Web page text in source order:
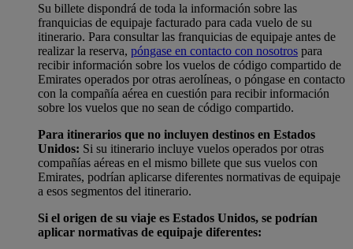
Su billete dispondrá de toda la información sobre las
franquicias de equipaje facturado para cada vuelo de su
itinerario. Para consultar las franquicias de equipaje antes de
realizar la reserva, póngase en contacto con nosotros para
recibir información sobre los vuelos de código compartido de
Emirates operados por otras aerolíneas, o póngase en contacto
con la compañía aérea en cuestión para recibir información
sobre los vuelos que no sean de código compartido.
Para itinerarios que no incluyen destinos en Estados
Unidos: Si su itinerario incluye vuelos operados por otras
compañías aéreas en el mismo billete que sus vuelos con
Emirates, podrían aplicarse diferentes normativas de equipaje
a esos segmentos del itinerario.
Si el origen de su viaje es Estados Unidos, se podrían
aplicar normativas de equipaje diferentes: